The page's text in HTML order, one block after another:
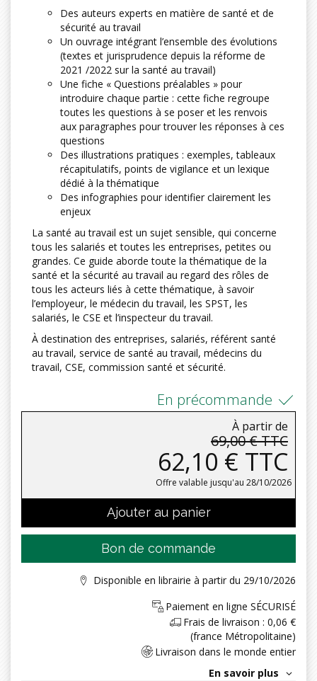
Des auteurs experts en matière de santé et de
sécurité au travail
Un ouvrage intégrant l’ensemble des évolutions
(textes et jurisprudence depuis la réforme de
2021 /2022 sur la santé au travail)
Une fiche « Questions préalables » pour
introduire chaque partie : cette fiche regroupe
toutes les questions à se poser et les renvois
aux paragraphes pour trouver les réponses à ces
questions
Des illustrations pratiques : exemples, tableaux
récapitulatifs, points de vigilance et un lexique
dédié à la thématique
Des infographies pour identifier clairement les
enjeux
La santé au travail est un sujet sensible, qui concerne
tous les salariés et toutes les entreprises, petites ou
grandes. Ce guide aborde toute la thématique de la
santé et la sécurité au travail au regard des rôles de
tous les acteurs liés à cette thématique, à savoir
l’employeur, le médecin du travail, les SPST, les
salariés, le CSE et l’inspecteur du travail.
À destination des entreprises, salariés, référent santé
au travail, service de santé au travail, médecins du
travail, CSE, commission santé et sécurité.
En précommande
À partir de
69,00 € TTC
62,10 € TTC
Offre valable jusqu'au 28/10/2026
Ajouter au panier
Bon de commande
Disponible en librairie à partir du 29/10/2026
Paiement en ligne SÉCURISÉ
Frais de livraison : 0,06 €
(france Métropolitaine)
Livraison dans le monde entier
En savoir plus